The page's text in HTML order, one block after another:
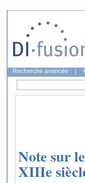
Recherche avancée
Note sur
XIIIe